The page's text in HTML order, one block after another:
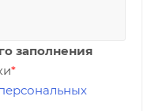
заполнения
*